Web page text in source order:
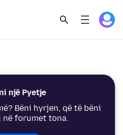
një Pyetje
Bëni hyrjen, që të bëni
në forumet tona.